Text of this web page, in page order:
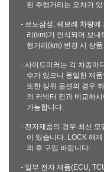
된 주행거리는 오차가
- 르노삼성, 쉐보레 차량에
리(km)가 인식되어 보
행거리(km) 변경 시 상
- 사이드미러는 각 차종마
수가 있으니 동일한 제
또한 상위 옵션의 경우
의 커넥터 핀과 비교하
가능합니다.
- 전자제품의 경우 최신
이 있습니다. LOCK 해
의 후 구입 바랍니다.
- 일부 전자 제품(ECU,